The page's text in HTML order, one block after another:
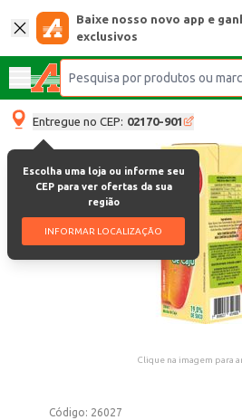
Baixe nosso novo app e
exclusivos
Entregue no CEP: 02170-901
Escolha uma loja ou informe seu
CEP para ver ofertas da sua
região
INFORMAR LOCALIZAÇÃO
Clique na imagem para
Código: 26027